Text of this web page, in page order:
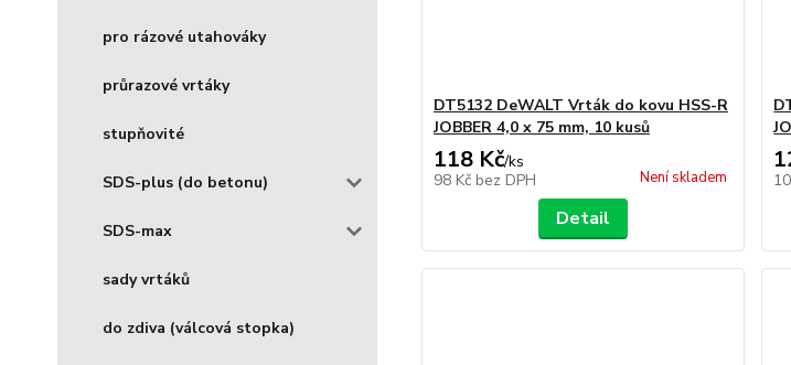
pro rázové utahováky
průrazové vrtáky
stupňovité
SDS-plus (do betonu)
SDS-max
sady vrtáků
do zdiva (válcová stopka)
DT5132 DeWALT Vrták do kovu HSS-R
JOBBER 4,0 x 75 mm, 10 kusů
118 Kč/ks
98 Kč bez DPH Není skladem
Detail